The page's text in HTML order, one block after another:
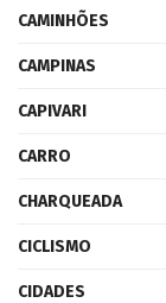
CAMINHÕES
CAMPINAS
CAPIVARI
CARRO
CHARQUEADA
CICLISMO
CIDADES